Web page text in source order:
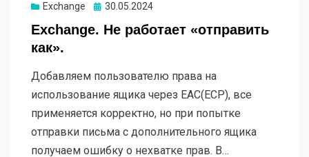
Exchange Опубликовано
30.05.2024
Exchange. Не работает «отправить
как».
Добавляем пользователю права на
использование ящика через EAC(ECP), все
применяется корректно, но при попытке
отправки письма с дополнительного ящика
получаем ошибку о нехватке прав. В…